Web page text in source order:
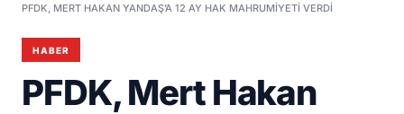
PFDK, MERT HAKAN YANDAŞ’A 12 AY HAK MAHRUMIYETI VERDI
HABER
PFDK, Mert Hakan